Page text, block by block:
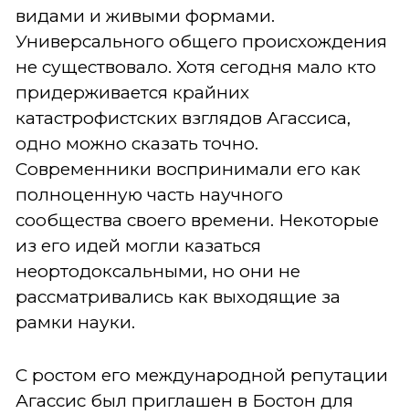
видами и живыми формами.
Универсального общего происхождения
не существовало. Хотя сегодня мало кто
придерживается крайних
катастрофистских взглядов Агассиса,
одно можно сказать точно.
Современники воспринимали его как
полноценную часть научного
сообщества своего времени. Некоторые
из его идей могли казаться
неортодоксальными, но они не
рассматривались как выходящие за
рамки науки.
С ростом его международной репутации
Агассис был приглашен в Бостон для